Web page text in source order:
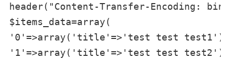
header("Content-Transfer-Encoding:
$items_data=array(
'0'=>array('title'=>'test test test1'),
'1'=>array('title'=>'test test test2'),